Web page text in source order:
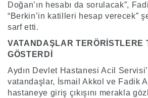
Doğan’ın hesabı da sorulacak”,
“Berkin’in katilleri hesap verecek”
sarf etti.
VATANDAŞLAR TERÖRİSTLERE
GÖSTERDİ
Aydın Devlet Hastanesi Acil
vatandaşlar, İsmail Akkol ve Fadik
hastaneye giriş çıkışını merakla